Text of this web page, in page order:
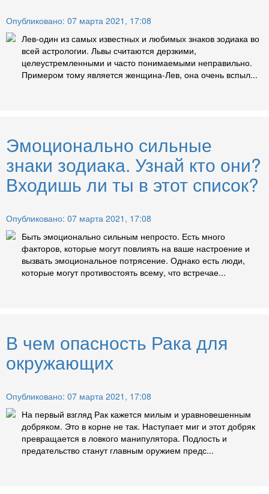
Опубликовано: 07 марта 2021, 17:08
Лев-один из самых известных и любимых знаков зодиака во
всей астрологии. Львы считаются дерзкими,
целеустремленными и часто понимаемыми неправильно.
Примером тому является женщина-Лев, она очень вспыл...
Эмоционально сильные
знаки зодиака. Узнай кто они?
Входишь ли ты в этот список?
Опубликовано: 07 марта 2021, 17:08
Быть эмоционально сильным непросто. Есть много
факторов, которые могут повлиять на ваше настроение и
вызвать эмоциональное потрясение. Однако есть люди,
которые могут противостоять всему, что встречае...
В чем опасность Рака для
окружающих
Опубликовано: 07 марта 2021, 17:08
На первый взгляд Рак кажется милым и уравновешенным
добряком. Это в корне не так. Наступает миг и этот добряк
превращается в ловкого манипулятора. Подлость и
предательство станут главным оружием предс...